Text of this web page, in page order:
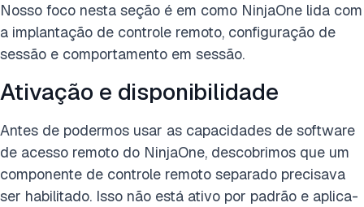
Nosso foco nesta seção é em como NinjaOne lida com
a implantação de controle remoto, configuração de
sessão e comportamento em sessão.
Ativação e disponibilidade
Antes de podermos usar as capacidades de software
de acesso remoto do NinjaOne, descobrimos que um
componente de controle remoto separado precisava
ser habilitado. Isso não está ativo por padrão e aplica-